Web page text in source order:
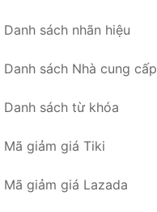
Danh sách nhãn hiệu
Danh sách Nhà cung cấp
Danh sách từ khóa
Mã giảm giá Tiki
Mã giảm giá Lazada